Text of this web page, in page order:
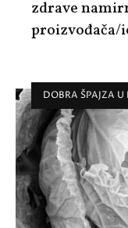
zdrave
proizvođača/
DOBRA ŠPAJZA U